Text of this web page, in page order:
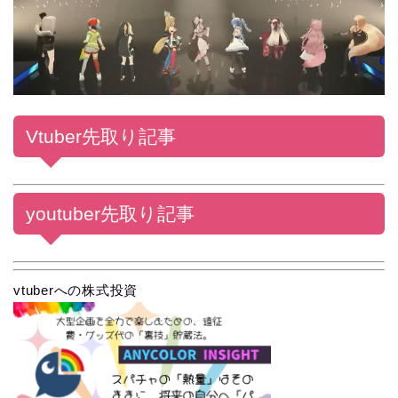
Vtuber先取り記事
youtuber先取り記事
vtuberへの株式投資